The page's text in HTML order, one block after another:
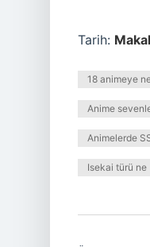
Tarih:
18 animeye
Anime
Animelerde
Isekai türü ne